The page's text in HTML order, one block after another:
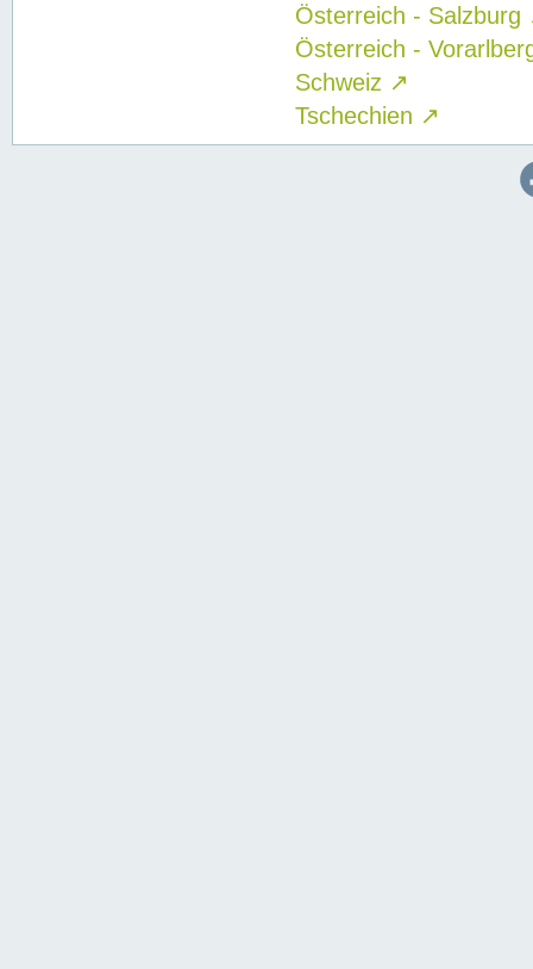
Österreich - Salzburg
Österreich -
Schweiz ↗
Tschechien ↗